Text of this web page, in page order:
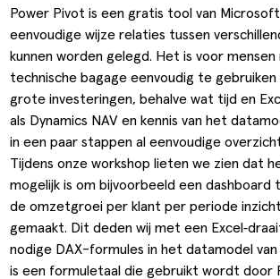
Power Pivot is een gratis tool van
eenvoudige wijze relaties tussen
kunnen worden gelegd. Het is voor
technische bagage eenvoudig te
grote investeringen, behalve wat tijd en
als Dynamics NAV en kennis van het
in een paar stappen al eenvoudige
Tijdens onze workshop lieten we zien dat
mogelijk is om bijvoorbeeld een dashboard
de omzetgroei per klant per periode
gemaakt. Dit deden wij met een
nodige DAX-formules in het datamodel van
is een formuletaal die gebruikt wordt door